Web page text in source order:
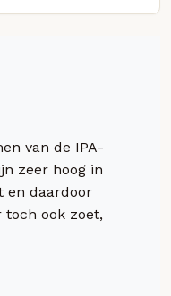
van de IPA-
zeer hoog in
en daardoor
ook zoet,